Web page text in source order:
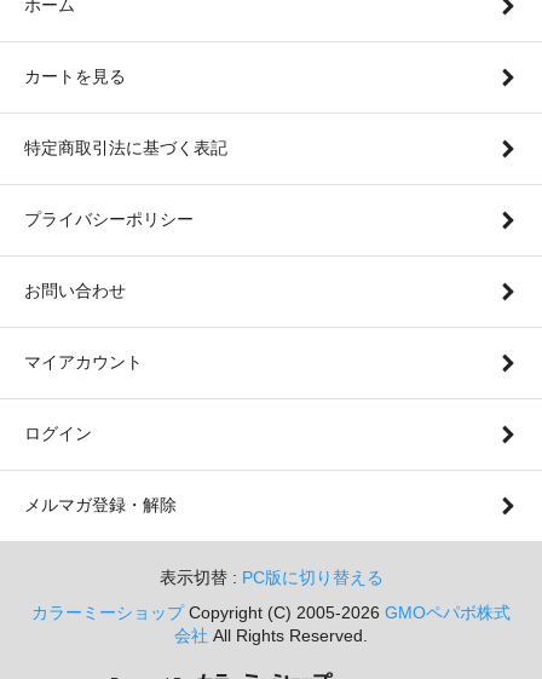
ホーム
カートを見る
特定商取引法に基づく表記
プライバシーポリシー
お問い合わせ
マイアカウント
ログイン
メルマガ登録・解除
表示切替 : PC版に切り替える
カラーミーショップCopyright (C) 2005-2026 GMOペパボ株式
会社 All Rights Reserved.